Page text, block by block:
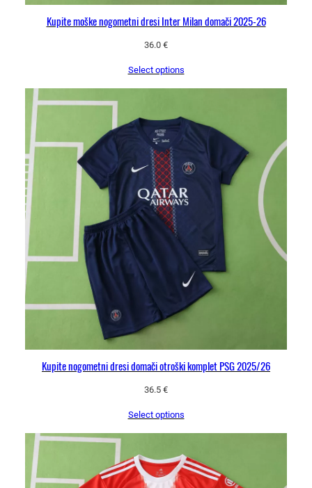
Kupite moške nogometni dresi Inter Milan domači 2025-26
36.0 €
Select options
Kupite nogometni dresi domači otroški komplet PSG 2025/26
36.5 €
Select options